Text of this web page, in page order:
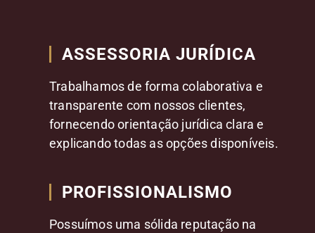
ASSESSORIA JURÍDICA
Trabalhamos de forma colaborativa e
transparente com nossos clientes,
fornecendo orientação jurídica clara e
explicando todas as opções disponíveis.
PROFISSIONALISMO
Possuímos uma sólida reputação na